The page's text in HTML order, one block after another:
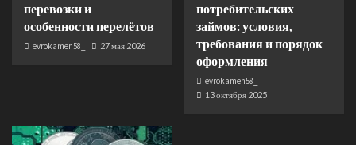
перевозки и
особенности перелётов
evrokamen58_ 27 мая 2026
потребительских
займов: условия,
требования и порядок
оформления
evrokamen58_
13 октября 2025